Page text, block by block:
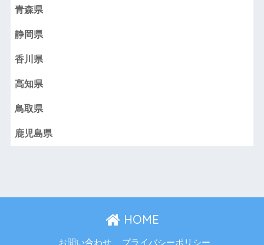
青森県
静岡県
香川県
高知県
鳥取県
鹿児島県
HOME
お問い合わせ プライバシーポリシー